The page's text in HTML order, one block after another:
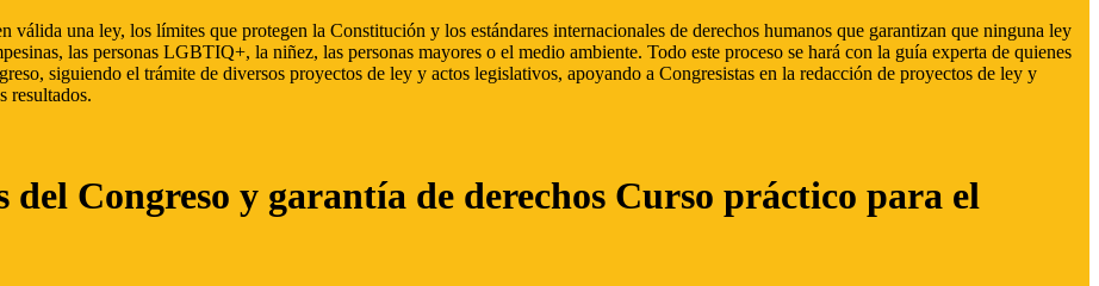
válida una ley, los límites que protegen la Constitución y los estándares internacionales de derechos humanos que garantizan que ninguna ley
las personas LGBTIQ+, la niñez, las personas mayores o el medio ambiente. Todo este proceso se hará con la guía experta de quienes
siguiendo el trámite de diversos proyectos de ley y actos legislativos, apoyando a Congresistas en la redacción de proyectos de ley y
resultados.
Congreso y garantía de derechos Curso práctico para el